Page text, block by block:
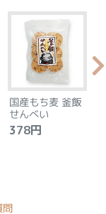
国産もち麦 釜飯
せんべい
378円
問